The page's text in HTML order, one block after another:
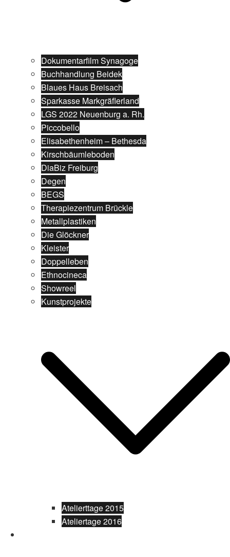
Dokumentarfilm Synagoge
Buchhandlung Beidek
Blaues Haus Breisach
Sparkasse Markgräflerland
LGS 2022 Neuenburg a. Rh.
Piccobello
Elisabethenheim – Bethesda
Kirschbäumleboden
DiaBiz Freiburg
Degen
BEGS
Therapiezentrum Brückle
Metallplastiken
Die Glöckner
Kleister
Doppelleben
Ethnocineca
Showreel
Kunstprojekte
Atelierttage 2015
Ateliertage 2016